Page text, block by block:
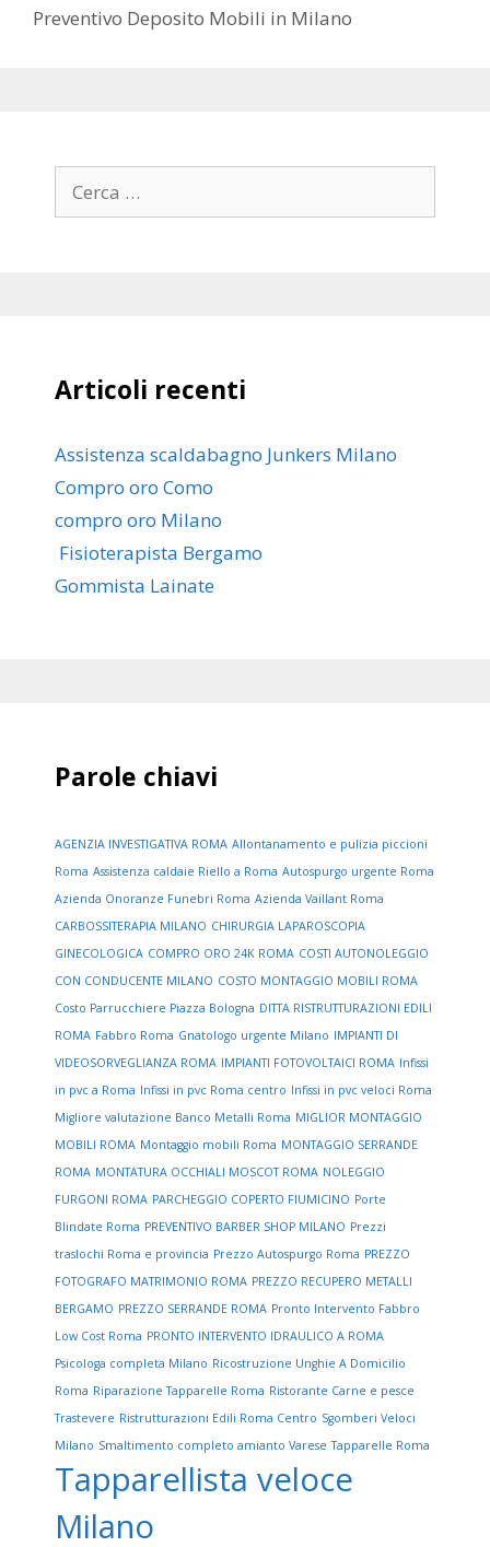
Tag
Preventivo Deposito Mobili in Milano
per:
Articoli recenti
Assistenza scaldabagno Junkers Milano
Compro oro Como
compro oro Milano
Fisioterapista Bergamo
Gommista Lainate
Parole chiavi
AGENZIA INVESTIGATIVA ROMA Allontanamento e pulizia piccioni
Roma Assistenza caldaie Riello a Roma Autospurgo urgente Roma
Azienda Onoranze Funebri Roma Azienda Vaillant Roma
CARBOSSITERAPIA MILANO CHIRURGIA LAPAROSCOPIA
GINECOLOGICA COMPRO ORO 24K ROMA COSTI AUTONOLEGGIO
CON CONDUCENTE MILANO COSTO MONTAGGIO MOBILI ROMA
Costo Parrucchiere Piazza Bologna DITTA RISTRUTTURAZIONI EDILI
ROMA Fabbro Roma Gnatologo urgente Milano IMPIANTI DI
VIDEOSORVEGLIANZA ROMA IMPIANTI FOTOVOLTAICI ROMA Infissi
in pvc a Roma Infissi in pvc Roma centro Infissi in pvc veloci Roma
Migliore valutazione Banco Metalli Roma MIGLIOR MONTAGGIO
MOBILI ROMA Montaggio mobili Roma MONTAGGIO SERRANDE
ROMA MONTATURA OCCHIALI MOSCOT ROMA NOLEGGIO
FURGONI ROMA PARCHEGGIO COPERTO FIUMICINO Porte
Blindate Roma PREVENTIVO BARBER SHOP MILANO Prezzi
traslochi Roma e provincia Prezzo Autospurgo Roma PREZZO
FOTOGRAFO MATRIMONIO ROMA PREZZO RECUPERO METALLI
BERGAMO PREZZO SERRANDE ROMA Pronto Intervento Fabbro
Low Cost Roma PRONTO INTERVENTO IDRAULICO A ROMA
Psicologa completa Milano Ricostruzione Unghie A Domicilio
Roma Riparazione Tapparelle Roma Ristorante Carne e pesce
Trastevere Ristrutturazioni Edili Roma Centro Sgomberi Veloci
Milano Smaltimento completo amianto Varese Tapparelle Roma
Tapparellista veloce
Milano